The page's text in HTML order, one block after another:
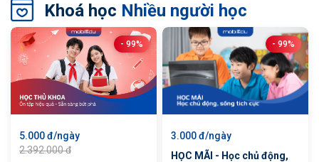
Khoá học Nhiều người học
- 99%
5.000 đ/ngày
2.392.000 đ
- 99%
3.000 đ/ngày
HỌC MÃI - Học chủ động,